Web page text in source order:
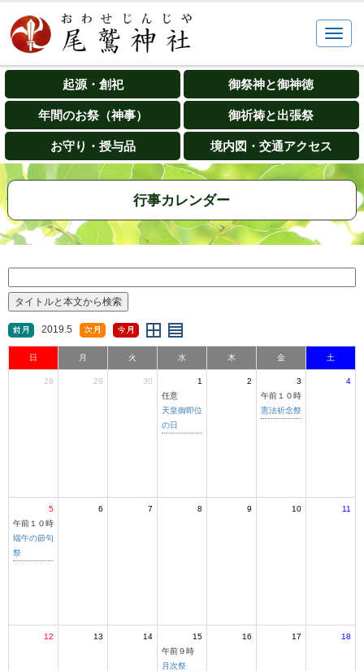
起源・創祀 御祭神と御神徳
年間のお祭（神事） 御祈祷と出張祭
お守り・授与品 境内図・交通アクセス
行事カレンダー
2019.5
日 月 火 水 木 金 土
28 29 30
1
任意
天皇御即位
の日
2
3
午前１０時
憲法祈念祭
4
5
午前１０時
端午の節句
祭
6 7 8 9 10 11
12 13 14
15
午前９時
月次祭
16 17 18